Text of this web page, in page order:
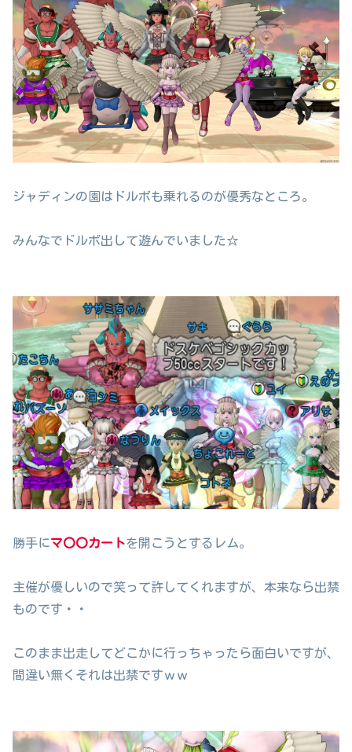
ジャディンの園はドルボも乗れるのが優秀なところ。
みんなでドルボ出して遊んでいました☆
勝手にマ〇〇カートを開こうとするレム。
主催が優しいので笑って許してくれますが、本来なら出禁
ものです・・
このまま出走してどこかに行っちゃったら面白いですが、
間違い無くそれは出禁ですｗｗ